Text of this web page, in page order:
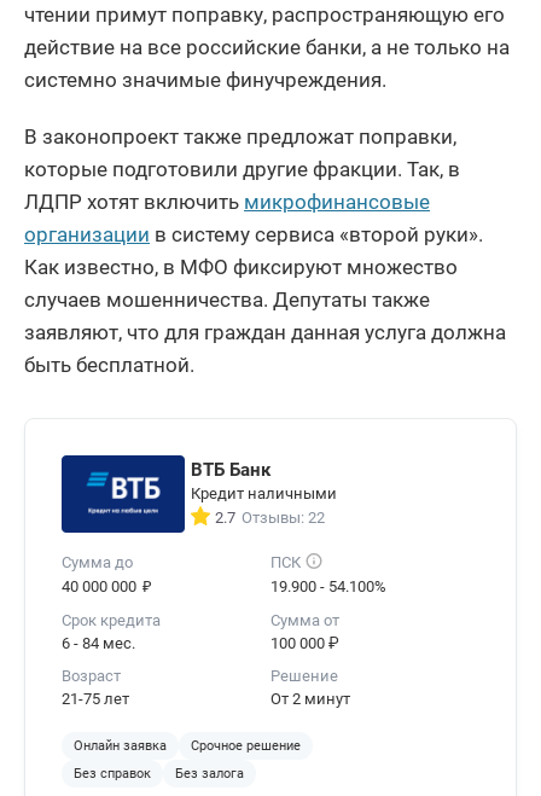
чтении примут поправку, распространяющую его
действие на все российские банки, а не только на
системно значимые финучреждения.
В законопроект также предложат поправки,
которые подготовили другие фракции. Так, в
ЛДПР хотят включить микрофинансовые
организации в систему сервиса «второй руки».
Как известно, в МФО фиксируют множество
случаев мошенничества. Депутаты также
заявляют, что для граждан данная услуга должна
быть бесплатной.
ВТБ Банк
Кредит наличными
2.7 Отзывы: 22
Сумма до
40 000 000 ₽
ПСК
19.900 - 54.100%
Срок кредита
6 - 84 мес.
Сумма от
100 000 ₽
Возраст
21-75 лет
Решение
От 2 минут
Онлайн заявка
Срочное решение
Без справок
Без залога